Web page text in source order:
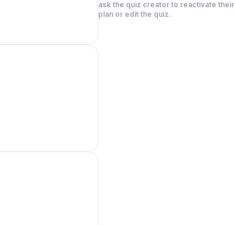
ask the quiz creator to reactivate their
plan or edit the quiz.